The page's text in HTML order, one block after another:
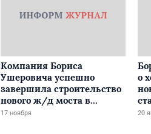
Компания Бориса
Ушеровича успешно
завершила строительство
нового ж/д моста в
Забайкалье
17 ноября
о
20